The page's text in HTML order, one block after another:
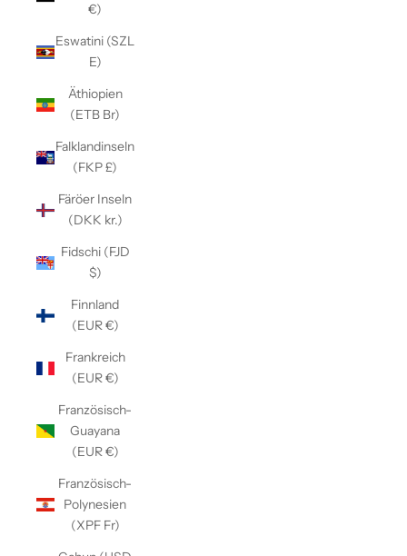
€)
Eswatini (SZL
E)
Äthiopien
(ETB Br)
Falklandinseln
(FKP £)
Färöer Inseln
(DKK kr.)
Fidschi (FJD
$)
Finnland
(EUR €)
Frankreich
(EUR €)
Französisch-
Guayana
(EUR €)
Französisch-
Polynesien
(XPF Fr)